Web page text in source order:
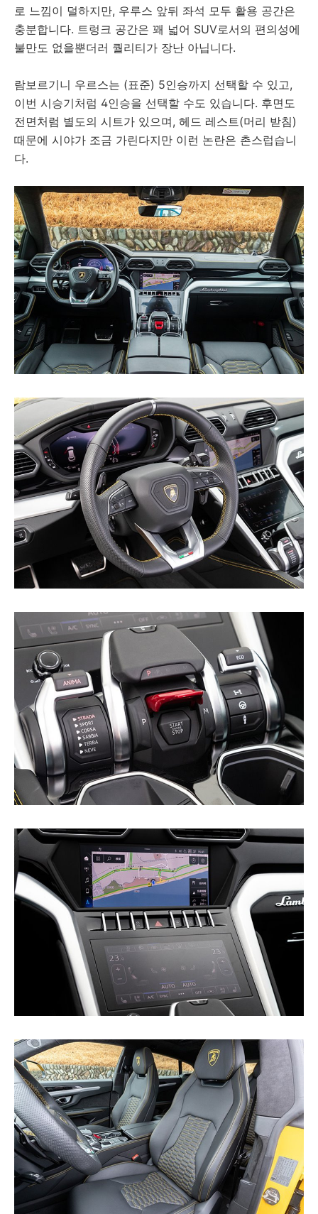
로 느낌이 덜하지만, 우루스 앞뒤 좌석 모두 활용 공간은
충분합니다. 트렁크 공간은 꽤 넓어 SUV로서의 편의성에
불만도 없을뿐더러 퀄리티가 장난 아닙니다.
람보르기니 우르스는 (표준) 5인승까지 선택할 수 있고,
이번 시승기처럼 4인승을 선택할 수도 있습니다. 후면도
전면처럼 별도의 시트가 있으며, 헤드 레스트(머리 받침)
때문에 시야가 조금 가린다지만 이런 논란은 촌스럽습니
다.